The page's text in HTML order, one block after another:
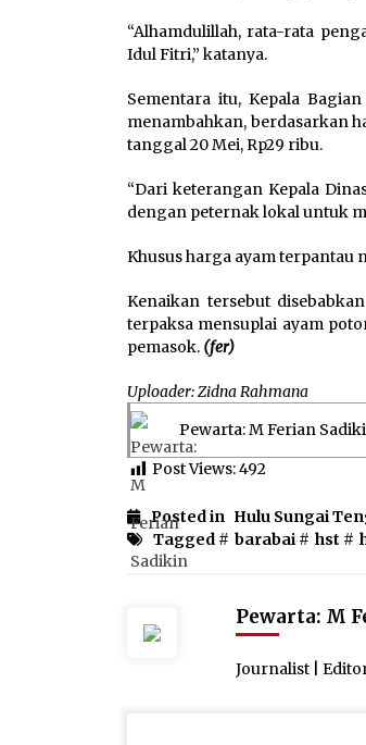
“Alhamdulillah, rata-rata
Idul Fitri,” katanya.
Sementara itu, Kepala
menambahkan, berdasarkan
tanggal 20 Mei, Rp29 ribu.
“Dari keterangan Kepala
dengan peternak lokal untuk
Khusus harga ayam terpantau
Kenaikan tersebut
terpaksa mensuplai ayam
pemasok. (fer)
Uploader: Zidna Rahmana
Pewarta: M Ferian
Post Views:492
Posted in Hulu Sungai
Tagged # barabai # hst #
Pewarta: M
Journalist |